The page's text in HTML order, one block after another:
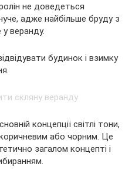
не доведеться
адже найбільше бруду з
веранду.
будинок і взимку
концепції світлі тони,
або чорним. Це
загалом концепті і